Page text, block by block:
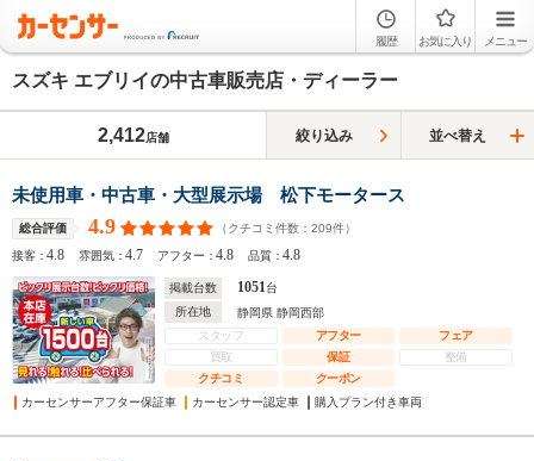
履歴 お気に入り メニュー
スズキ エブリイの中古車販売店・ディーラー
2,412店舗 絞り込み 並べ替え
未使用車・中古車・大型展示場 松下モータース
総合評価 4.9 （クチコミ件数： 209件）
接客：4.8 雰囲気：4.7 アフター：4.8 品質：4.8
掲載台数 1051台
所在地
静岡県 静岡西部
スタッフ
アフター
フェア
買取
保証
整備
クチコミ
クーポン
カーセンサーアフター保証車
カーセンサー認定車 購入プラン付き車両